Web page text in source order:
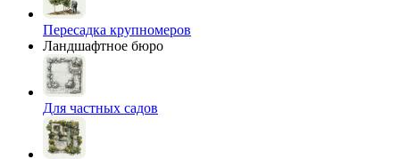
Пересадка крупномеров
Ландшафтное бюро
Для частных садов